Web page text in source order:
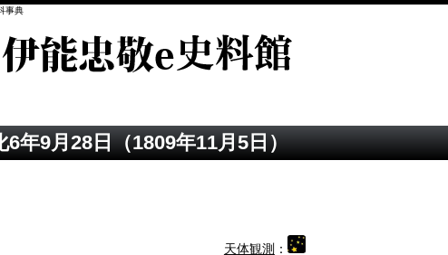
事典
6年9月28日（1809年11月5日）
天体観測 ：